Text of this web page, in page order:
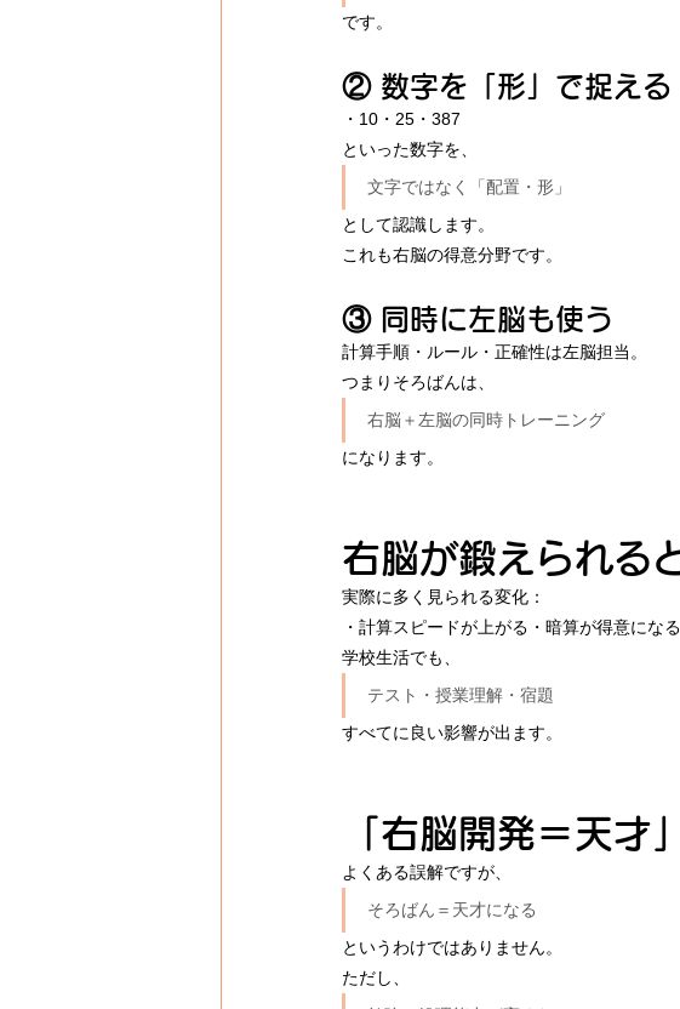
です。
② 数字を「形」で捉える
・10・25・387
といった数字を、
文字ではなく「配置・形」
として認識します。
これも右脳の得意分野です。
③ 同時に左脳も使う
計算手順・ルール・正確性は左脳担当。
つまりそろばんは、
右脳＋左脳の同時トレーニング
になります。
右脳が鍛えられる
実際に多く見られる変化：
・計算スピードが上がる・暗算が得意にな
学校生活でも、
テスト・授業理解・宿題
すべてに良い影響が出ます。
「右脳開発＝天才
よくある誤解ですが、
そろばん＝天才になる
というわけではありません。
ただし、